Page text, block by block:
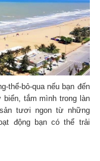
thể-bỏ-qua nếu bạn đến
tắm mình trong làn
tươi ngon từ những
động bạn có thể trải